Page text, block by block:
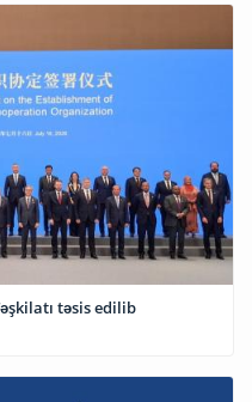
təsis edilib